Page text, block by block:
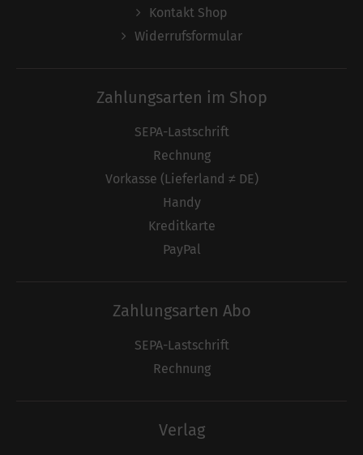
Kontakt Shop
Widerrufsformular
Zahlungsarten im Shop
SEPA-Lastschrift
Rechnung
Vorkasse (Lieferland ≠ DE)
Handy
Kreditkarte
PayPal
Zahlungsarten Abo
SEPA-Lastschrift
Rechnung
Verlag